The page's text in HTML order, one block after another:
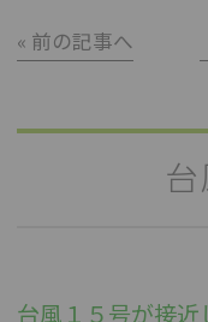
« 前の記事へ
台風１５号が接近